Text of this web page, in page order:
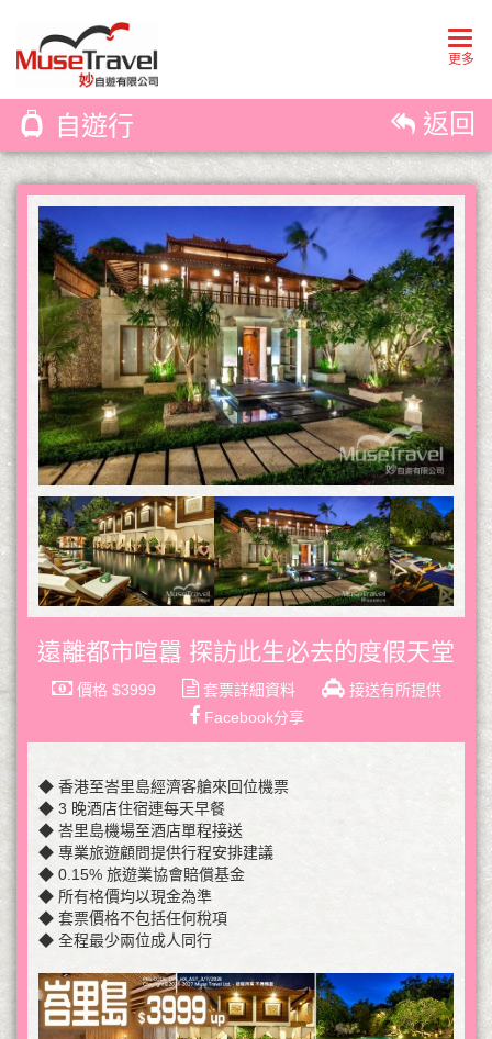
更多
自遊行 返回
遠離都市喧囂 探訪此生必去的度假天堂
價格 $3999 套票詳細資料
接送有所提供
Facebook分享
◆ 香港至峇里島經濟客艙來回位機票
◆ 3 晚酒店住宿連每天早餐
◆ 峇里島機場至酒店單程接送
◆ 專業旅遊顧問提供行程安排建議
◆ 0.15% 旅遊業協會賠償基金
◆ 所有格價均以現金為準
◆ 套票價格不包括任何稅項
◆ 全程最少兩位成人同行